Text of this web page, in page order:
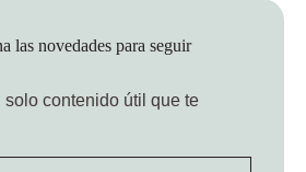
las novedades para seguir
solo contenido útil que te